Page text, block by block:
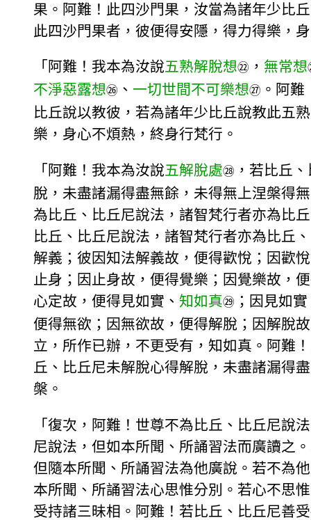
果。阿難！此四沙門果，汝當為諸年少比
此四沙門果者，彼便得安隱，得力得樂，
「阿難！我本為汝說五熟解脫想㉒ ， 無常想
不淨惡露想㉖ 、 一切世間不可樂想㉗ 。阿
比丘說以教彼，若為諸年少比丘說教此五
樂，身心不煩熱，終身行梵行。
「阿難！我本為汝說五解脫處㉘ ，若比丘
脫，未盡諸漏得盡無餘，未得無上涅槃得
為比丘、比丘尼說法，諸智梵行者亦為比
比丘、比丘尼說法，諸智梵行者亦為比丘
解義；彼因知法解義故，便得歡悅；因歡
止身；因止身故，便得覺樂；因覺樂故，
心定故，便得見如實、 知如真㉙ ；因見如
便得無欲；因無欲故，便得解脫；因解脫
立，所作已辦，不更受有，知如真。阿難
丘、比丘尼未解脫心得解脫，未盡諸漏得
槃。
「復次，阿難！世尊不為比丘、比丘尼說
尼說法，但如本所聞、所誦習法而廣讀之
但隨本所聞、所誦習法為他廣說。若不為
本所聞、所誦習法心思惟分別。若心不思
受持諸三昧相。阿難！若比丘、比丘尼善